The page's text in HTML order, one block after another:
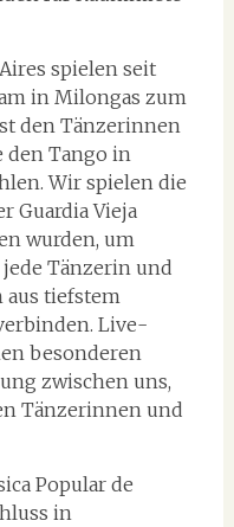
spielen seit
in Milongas zum
den Tänzerinnen
den Tango in
Wir spielen die
Guardia Vieja
wurden, um
Tänzerin und
aus tiefstem
Live-
besonderen
zwischen uns,
Tänzerinnen und
Popular de
in